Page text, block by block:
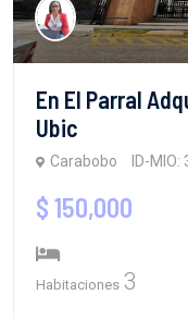
En El Parral
Ubic
Carabobo ID-MIO:
$ 150,000
Habitaciones 3